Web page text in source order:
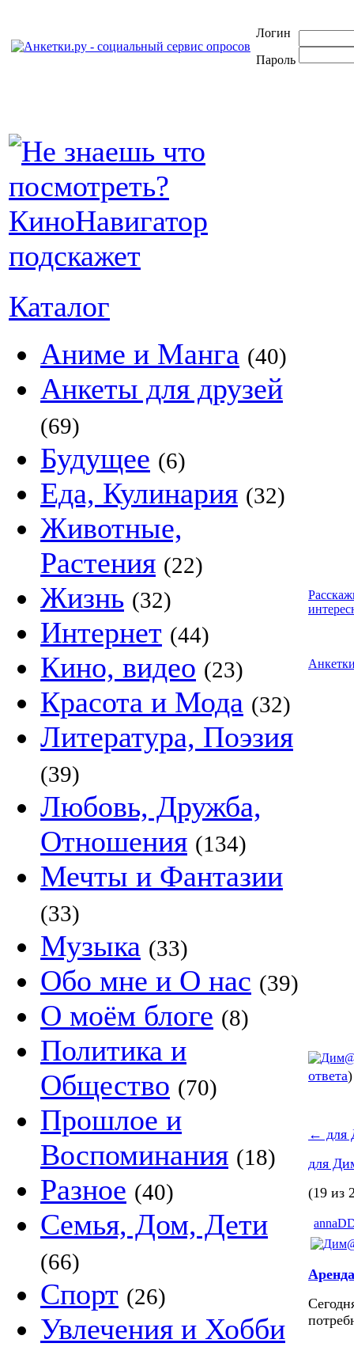
Логин
Пароль
Каталог
Аниме и Манга (40)
Анкеты для друзей
(69)
Будущее (6)
Еда, Кулинария (32)
Животные,
Растения (22)
Жизнь (32)
Интернет (44)
Кино, видео (23)
Красота и Мода (32)
Литература, Поэзия
(39)
Любовь, Дружба,
Отношения (134)
Мечты и Фантазии
(33)
Музыка (33)
Обо мне и О нас (39)
О моём блоге (8)
Политика и
Общество (70)
Прошлое и
Воспоминания (18)
Разное (40)
Семья, Дом, Дети
(66)
Спорт (26)
Увлечения и Хобби
ответа)
← для
для
(19 из